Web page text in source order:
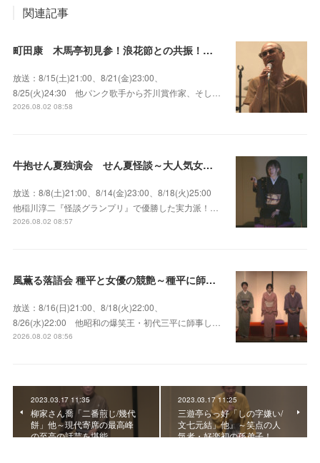
関連記事
町田康 木馬亭初見参！浪花節との共振！～マチダ地蔵尊 他
放送：8/15(土)21:00、8/21(金)23:00、
8/25(火)24:30 他パンク歌手から芥川賞作家、そし…
2026.08.02 08:58
牛抱せん夏独演会 せん夏怪談～大人気女性怪談師とっておきの背筋も凍る…
放送：8/8(土)21:00、8/14(金)23:00、8/18(火)25:00
他稲川淳二『怪談グランプリ』で優勝した実力派！…
2026.08.02 08:57
風薫る落語会 種平と女優の競艶～種平に師事した女優たちが百花繚乱に咲き誇る大人気落語会
放送：8/16(日)21:00、8/18(火)22:00、
8/26(水)22:00 他昭和の爆笑王・初代三平に師事し…
2026.08.02 08:56
2023.03.17 11:35
柳家さん喬「二番煎じ/幾代
餅」他～現代寄席の最高峰
の至高の話芸を堪能
2023.03.17 11:25
三遊亭らっ好「しの字嫌い/
文七元結」他』～笑点の人
気者・好楽初の孫弟子！…